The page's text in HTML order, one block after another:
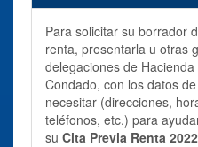
Para solicitar su borrador
renta, presentarla u otras
delegaciones de
Condado, con los datos
necesitar (direcciones,
teléfonos, etc.) para
su Cita Previa Renta 2022